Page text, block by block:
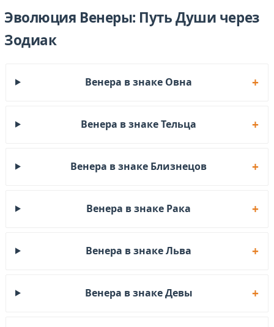
Эволюция Венеры: Путь Души через
Зодиак
Венера в знаке Овна
Венера в знаке Тельца
Венера в знаке Близнецов
Венера в знаке Рака
Венера в знаке Льва
Венера в знаке Девы